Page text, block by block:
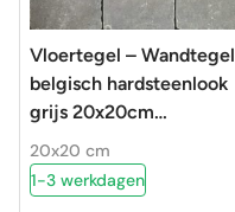
Vloertegel – Wandtegel
belgisch hardsteenlook
grijs 20x20cm
getrommeld – Beperkt
beschikbaar
20x20 cm
1-3 werkdagen